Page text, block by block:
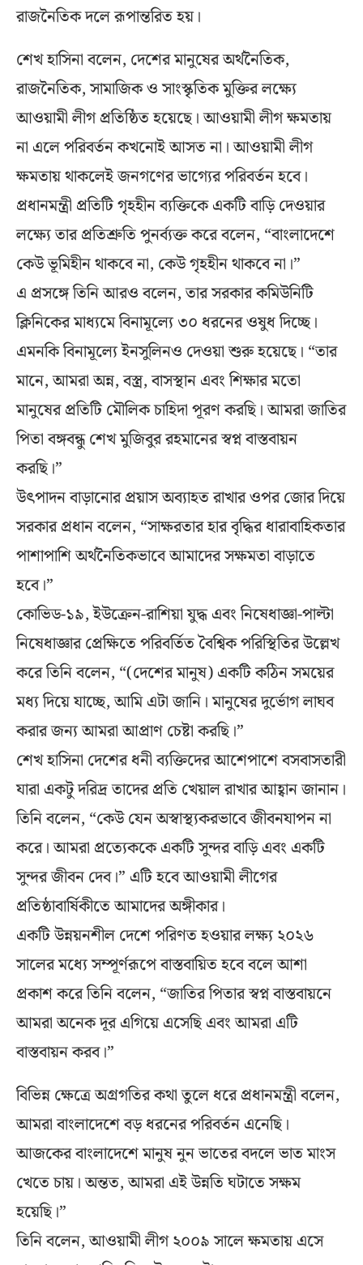
রাজনৈতিক দলে রূপান্তরিত হয়।
শেখ হাসিনা বলেন, দেশের মানুষের অর্থনৈতিক,
রাজনৈতিক, সামাজিক ও সাংস্কৃতিক মুক্তির লক্ষ্যে
আওয়ামী লীগ প্রতিষ্ঠিত হয়েছে। আওয়ামী লীগ ক্ষমতায়
না এলে পরিবর্তন কখনোই আসত না। আওয়ামী লীগ
ক্ষমতায় থাকলেই জনগণের ভাগ্যের পরিবর্তন হবে।
প্রধানমন্ত্রী প্রতিটি গৃহহীন ব্যক্তিকে একটি বাড়ি দেওয়ার
লক্ষ্যে তার প্রতিশ্রুতি পুনর্ব্যক্ত করে বলেন, “বাংলাদেশে
কেউ ভূমিহীন থাকবে না, কেউ গৃহহীন থাকবে না।”
এ প্রসঙ্গে তিনি আরও বলেন, তার সরকার কমিউনিটি
ক্লিনিকের মাধ্যমে বিনামূল্যে ৩০ ধরনের ওষুধ দিচ্ছে।
এমনকি বিনামূল্যে ইনসুলিনও দেওয়া শুরু হয়েছে। “তার
মানে, আমরা অন্ন, বস্ত্র, বাসস্থান এবং শিক্ষার মতো
মানুষের প্রতিটি মৌলিক চাহিদা পূরণ করছি। আমরা জাতির
পিতা বঙ্গবন্ধু শেখ মুজিবুর রহমানের স্বপ্ন বাস্তবায়ন
করছি।”
উৎপাদন বাড়ানোর প্রয়াস অব্যাহত রাখার ওপর জোর দিয়ে
সরকার প্রধান বলেন, “সাক্ষরতার হার বৃদ্ধির ধারাবাহিকতার
পাশাপাশি অর্থনৈতিকভাবে আমাদের সক্ষমতা বাড়াতে
হবে।”
কোভিড-১৯, ইউক্রেন-রাশিয়া যুদ্ধ এবং নিষেধাজ্ঞা-পাল্টা
নিষেধাজ্ঞার প্রেক্ষিতে পরিবর্তিত বৈশ্বিক পরিস্থিতির উল্লেখ
করে তিনি বলেন, “(দেশের মানুষ) একটি কঠিন সময়ের
মধ্য দিয়ে যাচ্ছে, আমি এটা জানি। মানুষের দুর্ভোগ লাঘব
করার জন্য আমরা আপ্রাণ চেষ্টা করছি।”
শেখ হাসিনা দেশের ধনী ব্যক্তিদের আশেপাশে বসবাসতারী
যারা একটু দরিদ্র তাদের প্রতি খেয়াল রাখার আহ্বান জানান।
তিনি বলেন, “কেউ যেন অস্বাস্থ্যকরভাবে জীবনযাপন না
করে। আমরা প্রত্যেককে একটি সুন্দর বাড়ি এবং একটি
সুন্দর জীবন দেব।” এটি হবে আওয়ামী লীগের
প্রতিষ্ঠাবার্ষিকীতে আমাদের অঙ্গীকার।
একটি উন্নয়নশীল দেশে পরিণত হওয়ার লক্ষ্য ২০২৬
সালের মধ্যে সম্পূর্ণরূপে বাস্তবায়িত হবে বলে আশা
প্রকাশ করে তিনি বলেন, “জাতির পিতার স্বপ্ন বাস্তবায়নে
আমরা অনেক দূর এগিয়ে এসেছি এবং আমরা এটি
বাস্তবায়ন করব।”
বিভিন্ন ক্ষেত্রে অগ্রগতির কথা তুলে ধরে প্রধানমন্ত্রী বলেন,
আমরা বাংলাদেশে বড় ধরনের পরিবর্তন এনেছি।
আজকের বাংলাদেশে মানুষ নুন ভাতের বদলে ভাত মাংস
খেতে চায়। অন্তত, আমরা এই উন্নতি ঘটাতে সক্ষম
হয়েছি।”
তিনি বলেন, আওয়ামী লীগ ২০০৯ সালে ক্ষমতায় এসে